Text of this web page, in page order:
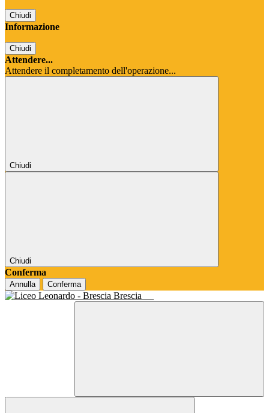
Chiudi
Informazione
Chiudi
Attendere...
Attendere il completamento dell'operazione...
Chiudi
Chiudi
Conferma
Annulla Conferma
Brescia